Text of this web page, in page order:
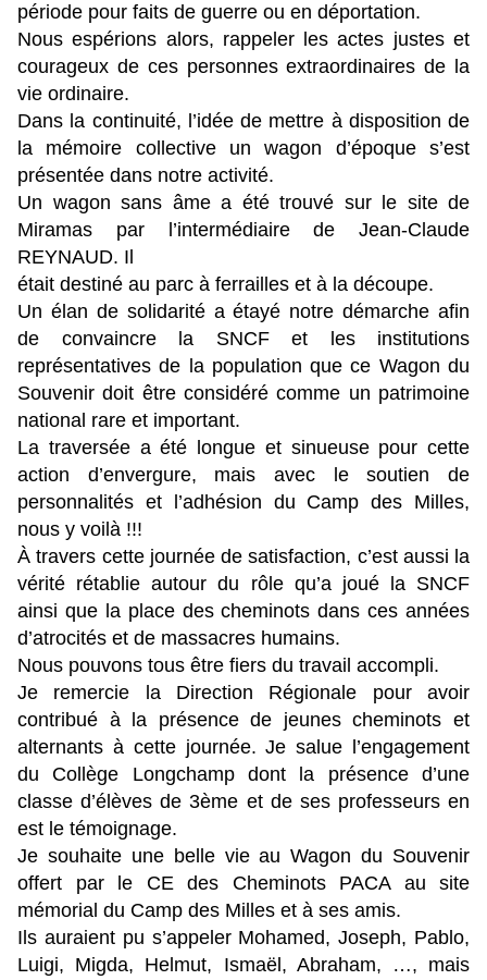
période pour faits de guerre ou en déportation.
Nous espérions alors, rappeler les actes justes et
courageux de ces personnes extraordinaires de la
vie ordinaire.
Dans la continuité, l’idée de mettre à disposition de
la mémoire collective un wagon d’époque s’est
présentée dans notre activité.
Un wagon sans âme a été trouvé sur le site de
Miramas par l’intermédiaire de Jean-Claude
REYNAUD. Il
était destiné au parc à ferrailles et à la découpe.
Un élan de solidarité a étayé notre démarche afin
de convaincre la SNCF et les institutions
représentatives de la population que ce Wagon du
Souvenir doit être considéré comme un patrimoine
national rare et important.
La traversée a été longue et sinueuse pour cette
action d’envergure, mais avec le soutien de
personnalités et l’adhésion du Camp des Milles,
nous y voilà !!!
À travers cette journée de satisfaction, c’est aussi la
vérité rétablie autour du rôle qu’a joué la SNCF
ainsi que la place des cheminots dans ces années
d’atrocités et de massacres humains.
Nous pouvons tous être fiers du travail accompli.
Je remercie la Direction Régionale pour avoir
contribué à la présence de jeunes cheminots et
alternants à cette journée. Je salue l’engagement
du Collège Longchamp dont la présence d’une
classe d’élèves de 3ème et de ses professeurs en
est le témoignage.
Je souhaite une belle vie au Wagon du Souvenir
offert par le CE des Cheminots PACA au site
mémorial du Camp des Milles et à ses amis.
Ils auraient pu s’appeler Mohamed, Joseph, Pablo,
Luigi, Migda, Helmut, Ismaël, Abraham, …, mais